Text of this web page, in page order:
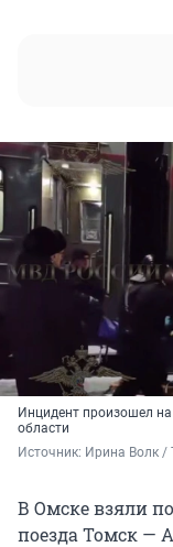
Инцидент произошел
области
Источник: Ирина Волк /
В Омске взяли
поезда Томск —